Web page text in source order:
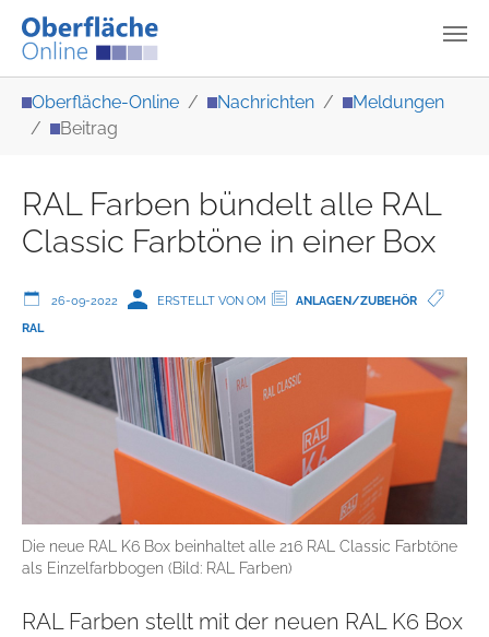
Oberfläche-Online Nachrichten
Meldungen
Beitrag
RAL Farben bündelt alle RAL
Classic Farbtöne in einer Box
26-09-2022 ERSTELLT VON OM
ANLAGEN/ZUBEHÖR
RAL
Die neue RAL K6 Box beinhaltet alle 216 RAL Classic Farbtöne
als Einzelfarbbogen (Bild: RAL Farben)
RAL Farben stellt mit der neuen RAL K6 Box